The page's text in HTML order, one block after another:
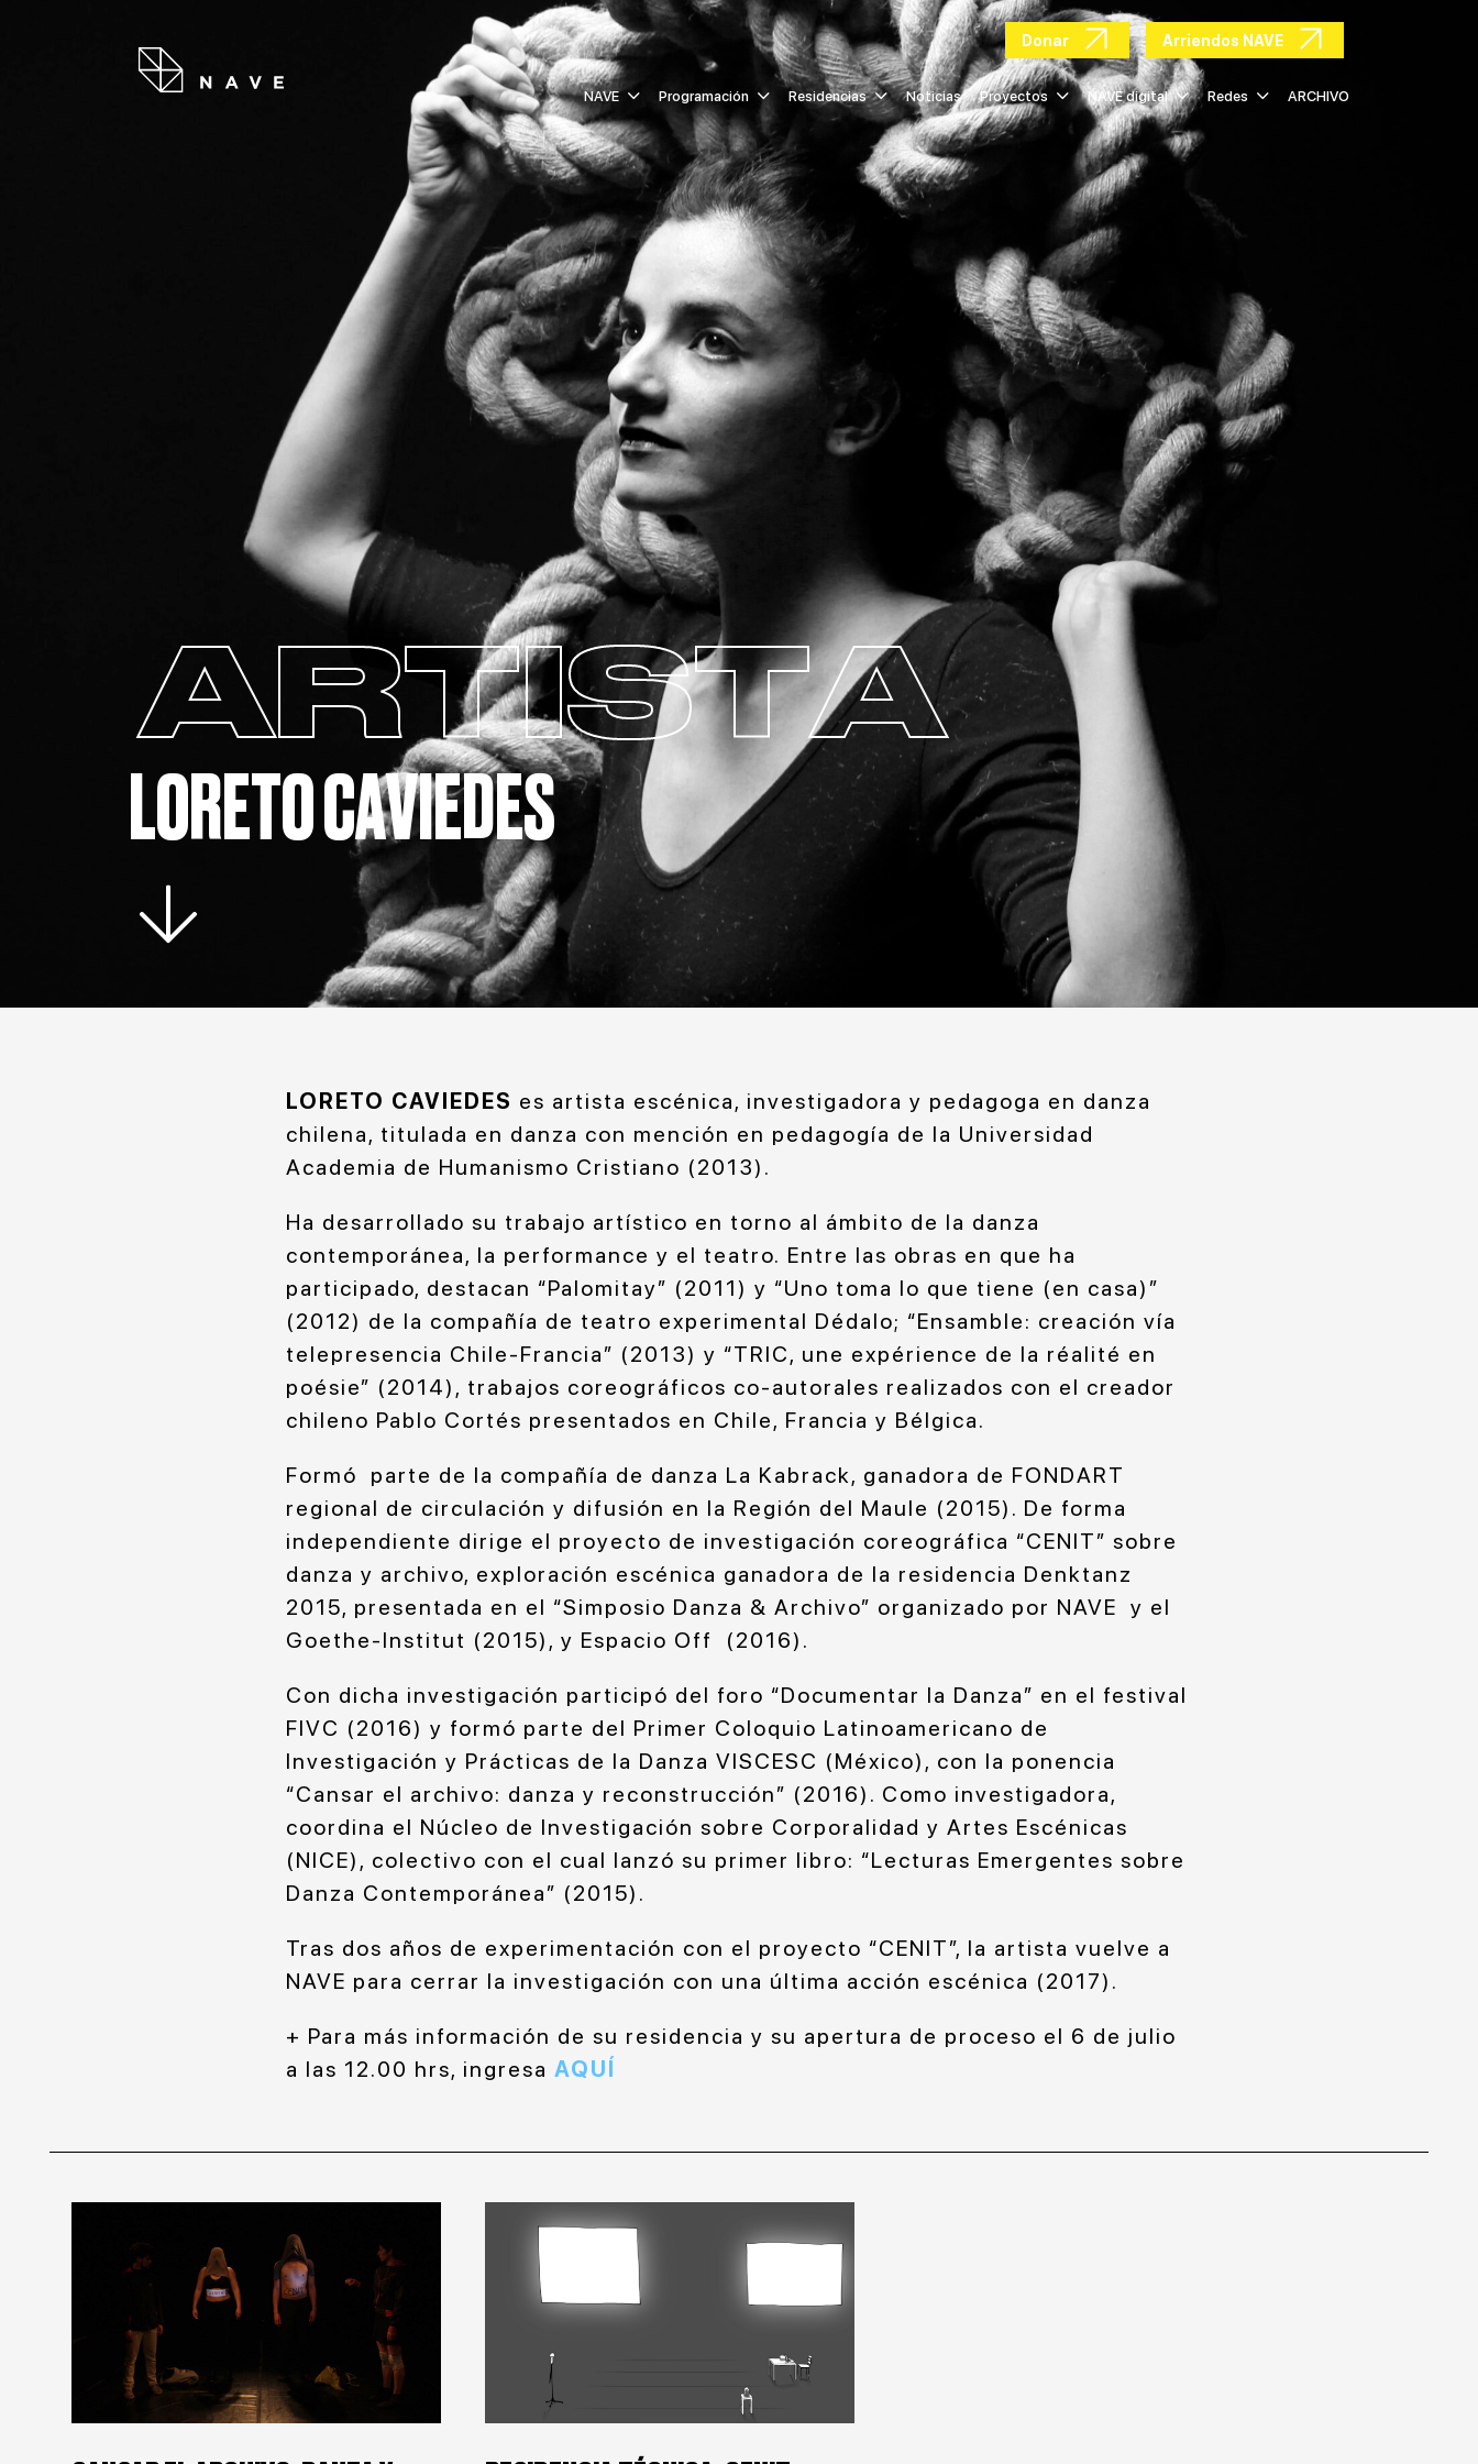
Donar Arriendos NAVE
NAVE Programación Residencias Noticias Proyectos NAVE digital Redes ARCHIVO
ARTISTA
LORETO CAVIEDES
LORETO CAVIEDES es artista escénica, investigadora y pedagoga en danza
chilena, titulada en danza con mención en pedagogía de la Universidad
Academia de Humanismo Cristiano (2013).
Ha desarrollado su trabajo artístico en torno al ámbito de la danza
contemporánea, la performance y el teatro. Entre las obras en que ha
participado, destacan “Palomitay” (2011) y “Uno toma lo que tiene (en casa)”
(2012) de la compañía de teatro experimental Dédalo; “Ensamble: creación vía
telepresencia Chile-Francia” (2013) y “TRIC, une expérience de la réalité en
poésie” (2014), trabajos coreográficos co-autorales realizados con el creador
chileno Pablo Cortés presentados en Chile, Francia y Bélgica.
Formó parte de la compañía de danza La Kabrack, ganadora de FONDART
regional de circulación y difusión en la Región del Maule (2015). De forma
independiente dirige el proyecto de investigación coreográfica “CENIT” sobre
danza y archivo, exploración escénica ganadora de la residencia Denktanz
2015, presentada en el “Simposio Danza & Archivo” organizado por NAVE y el
Goethe-Institut (2015), y Espacio Off (2016).
Con dicha investigación participó del foro “Documentar la Danza” en el festival
FIVC (2016) y formó parte del Primer Coloquio Latinoamericano de
Investigación y Prácticas de la Danza VISCESC (México), con la ponencia
“Cansar el archivo: danza y reconstrucción” (2016). Como investigadora,
coordina el Núcleo de Investigación sobre Corporalidad y Artes Escénicas
(NICE), colectivo con el cual lanzó su primer libro: “Lecturas Emergentes sobre
Danza Contemporánea” (2015).
Tras dos años de experimentación con el proyecto “CENIT”, la artista vuelve a
NAVE para cerrar la investigación con una última acción escénica (2017).
+ Para más información de su residencia y su apertura de proceso el 6 de julio
a las 12.00 hrs, ingresa AQUÍ